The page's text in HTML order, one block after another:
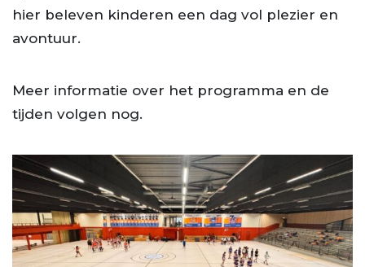
hier beleven kinderen een dag vol plezier en
avontuur.
Meer informatie over het programma en de
tijden volgen nog.